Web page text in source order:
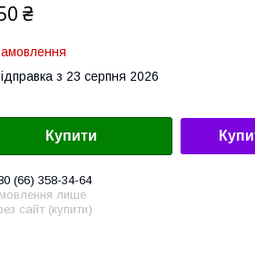
₴
з 23 серпня 2026
Купити
(66) 358-34-64
лише
сайт (купити)